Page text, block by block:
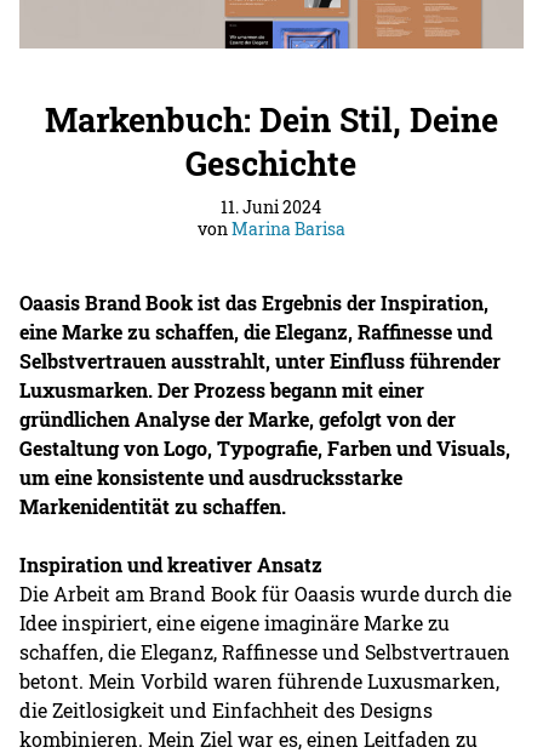
Markenbuch: Dein Stil, Deine
Geschichte
11. Juni 2024
vonMarina Barisa
Oaasis Brand Book ist das Ergebnis der Inspiration,
eine Marke zu schaffen, die Eleganz, Raffinesse und
Selbstvertrauen ausstrahlt, unter Einfluss führender
Luxusmarken. Der Prozess begann mit einer
gründlichen Analyse der Marke, gefolgt von der
Gestaltung von Logo, Typografie, Farben und Visuals,
um eine konsistente und ausdrucksstarke
Markenidentität zu schaffen.
Inspiration und kreativer Ansatz
Die Arbeit am Brand Book für Oaasis wurde durch die
Idee inspiriert, eine eigene imaginäre Marke zu
schaffen, die Eleganz, Raffinesse und Selbstvertrauen
betont. Mein Vorbild waren führende Luxusmarken,
die Zeitlosigkeit und Einfachheit des Designs
kombinieren. Mein Ziel war es, einen Leitfaden zu